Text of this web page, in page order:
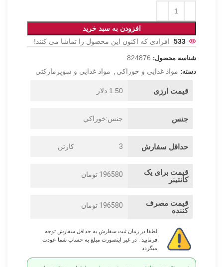
افزودن به سبد خرید
533 افرادی که اکنون این محصول را تماشا می کنند!
شناسه محصول: 824876
دسته: مواد غذایی و خوراکی مواد غذایی و سوپرمارکتی
قیمت ارزی 1.50 دلار
جنس جنس:خوراکي
حداقل سفارش 3 کارتن
قیمت برای یک
کانتینر
196580 تومان
قیمت مصرف
کننده
196580 تومان
لطفا در زمان ثبت سفارش به حداقل سفارش توجه
فرمایید . در غیر اینصورت مبلغ به حساب شما عودت
میگردد